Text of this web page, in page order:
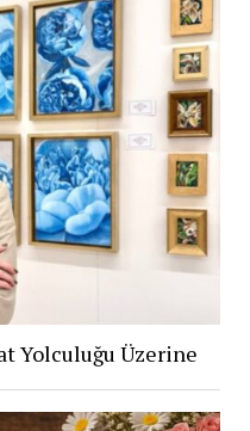
Yolculuğu Üzerine